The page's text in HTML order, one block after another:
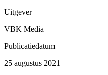
Uitgever
VBK Media
Publicatiedatum
25 augustus 2021